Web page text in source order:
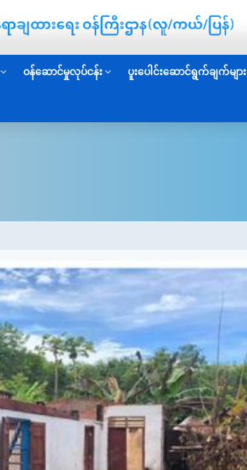
ဝန်ဆောင်မှုလုပ်ငန်း ပူးပေါင်းဆောင်ရွက်ချက်များ